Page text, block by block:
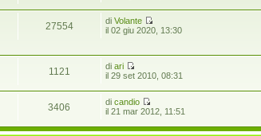
27554 diVolante
il 02 giu 2020, 13:30
1121 diari
il 29 set 2010, 08:31
3406 dicandio
il 21 mar 2012, 11:51